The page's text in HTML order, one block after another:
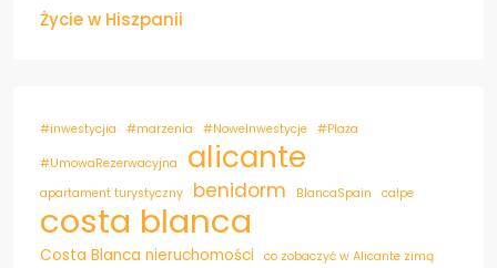
Życie w Hiszpanii
#inwestycjia #marzenia #NoweInwestycje #Plaża
#UmowaRezerwacyjna alicante
apartament turystyczny benidorm BlancaSpain calpe
costa blanca
Costa Blanca nieruchomości co zobaczyć w Alicante zimą